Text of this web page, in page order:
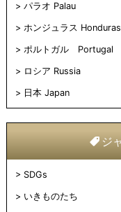
パラオ Palau
ホンジュラス Honduras
ポルトガル Portugal
ロシア Russia
日本 Japan
ジ
SDGs
いきものたち